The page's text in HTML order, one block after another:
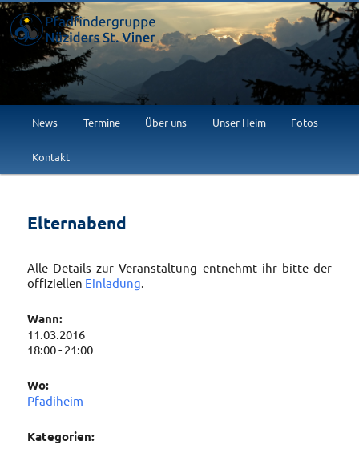
Pfadfindergruppe Nüziders St.
Viner
Willkommen im Abenteuer!
Zum
primären
News Termine Über uns Unser Heim Fotos
Kontakt
Elternabend
Alle Details zur Veranstaltung entnehmt ihr bitte der
offiziellen Einladung.
Wann:
11.03.2016
18:00 - 21:00
Wo:
Pfadiheim
Kategorien: